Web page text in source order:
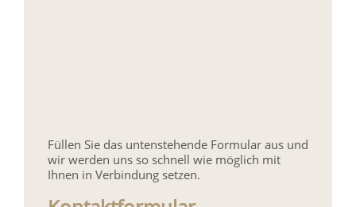
Füllen Sie das untenstehende Formular aus und
wir werden uns so schnell wie möglich mit
Ihnen in Verbindung setzen.